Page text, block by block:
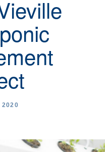
2020